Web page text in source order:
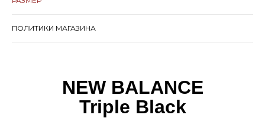
ПОЛИТИКИ МАГАЗИНА
NEW BALANCE
Triple Black